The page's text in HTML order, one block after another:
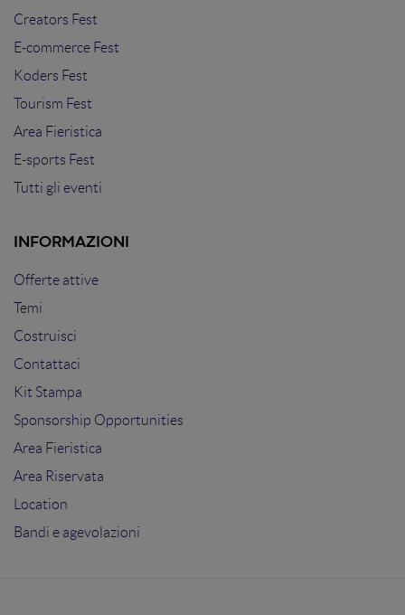
Creators Fest
E-commerce Fest
Koders Fest
Tourism Fest
Area Fieristica
E-sports Fest
Tutti gli eventi
INFORMAZIONI
Offerte attive
Temi
Costruisci
Contattaci
Kit Stampa
Sponsorship Opportunities
Area Fieristica
Area Riservata
Location
Bandi e agevolazioni